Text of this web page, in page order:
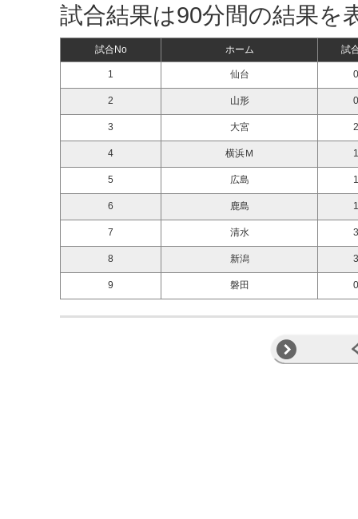
試合結果は90分間の結果を
試合No ホーム 試
1 仙台
2 山形
3 大宮
4 横浜Ｍ
5 広島
6 鹿島
7 清水
8 新潟
9 磐田